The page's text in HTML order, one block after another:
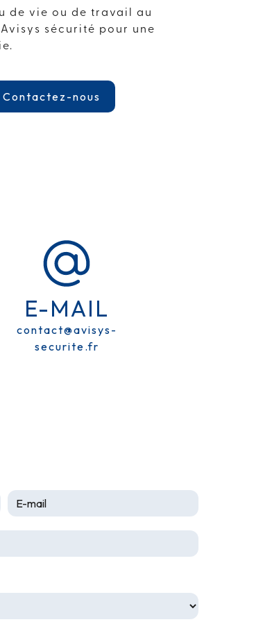
de vie ou de travail au
sécurité pour une
Contactez-nous
E-MAIL
contact@avisys-
securite.fr